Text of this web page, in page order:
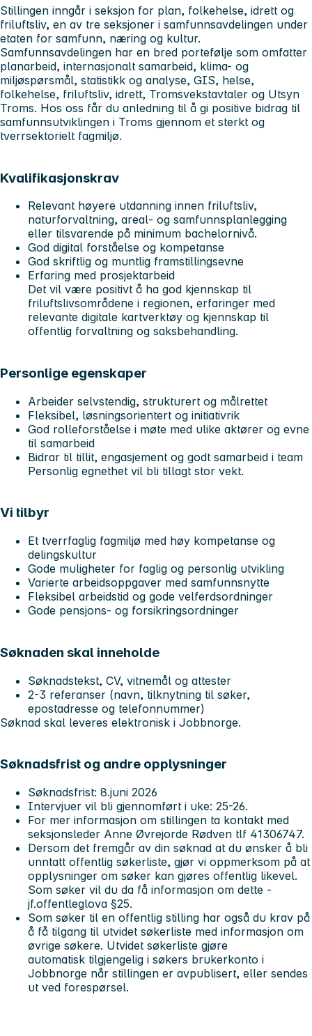
Stillingen inngår i seksjon for plan, folkehelse, idrett og
friluftsliv, en av tre seksjoner i samfunnsavdelingen under
etaten for samfunn, næring og kultur.
Samfunnsavdelingen har en bred portefølje som omfatter
planarbeid, internasjonalt samarbeid, klima- og
miljøspørsmål, statistikk og analyse, GIS, helse,
folkehelse, friluftsliv, idrett, Tromsvekstavtaler og Utsyn
Troms. Hos oss får du anledning til å gi positive bidrag til
samfunnsutviklingen i Troms gjennom et sterkt og
tverrsektorielt fagmiljø.
Kvalifikasjonskrav
Relevant høyere utdanning innen friluftsliv,
naturforvaltning, areal- og samfunnsplanlegging
eller tilsvarende på minimum bachelornivå.
God digital forståelse og kompetanse
God skriftlig og muntlig framstillingsevne
Erfaring med prosjektarbeid
Det vil være positivt å ha god kjennskap til
friluftslivsområdene i regionen, erfaringer med
relevante digitale kartverktøy og kjennskap til
offentlig forvaltning og saksbehandling.
Personlige egenskaper
Arbeider selvstendig, strukturert og målrettet
Fleksibel, løsningsorientert og initiativrik
God rolleforståelse i møte med ulike aktører og evne
til samarbeid
Bidrar til tillit, engasjement og godt samarbeid i team
Personlig egnethet vil bli tillagt stor vekt.
Vi tilbyr
Et tverrfaglig fagmiljø med høy kompetanse og
delingskultur
Gode muligheter for faglig og personlig utvikling
Varierte arbeidsoppgaver med samfunnsnytte
Fleksibel arbeidstid og gode velferdsordninger
Gode pensjons- og forsikringsordninger
Søknaden skal inneholde
Søknadstekst, CV, vitnemål og attester
2-3 referanser (navn, tilknytning til søker,
epostadresse og telefonnummer)
Søknad skal leveres elektronisk i Jobbnorge.
Søknadsfrist og andre opplysninger
Søknadsfrist: 8.juni 2026
Intervjuer vil bli gjennomført i uke: 25-26.
For mer informasjon om stillingen ta kontakt med
seksjonsleder Anne Øvrejorde Rødven tlf 41306747.
Dersom det fremgår av din søknad at du ønsker å bli
unntatt offentlig søkerliste, gjør vi oppmerksom på at
opplysninger om søker kan gjøres offentlig likevel.
Som søker vil du da få informasjon om dette -
jf.offentleglova §25.
Som søker til en offentlig stilling har også du krav på
å få tilgang til utvidet søkerliste med informasjon om
øvrige søkere. Utvidet søkerliste gjøre
automatisk tilgjengelig i søkers brukerkonto i
Jobbnorge når stillingen er avpublisert, eller sendes
ut ved forespørsel.